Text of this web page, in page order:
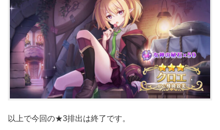
以上で今回の★3排出は終了です。